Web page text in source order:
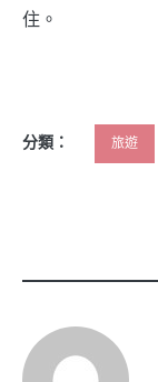
住。
分類： 旅遊